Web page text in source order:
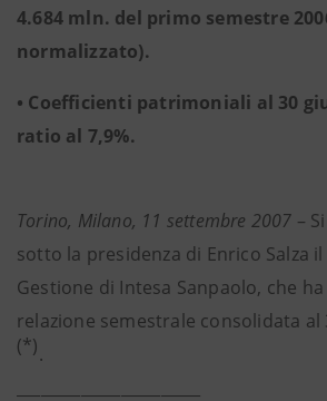
4.684 mln. del primo semestre
normalizzato).
• Coefficienti patrimoniali al 30
ratio al 7,9%.
Torino, Milano, 11 settembre 2007 –
sotto la presidenza di Enrico Salza
Gestione di Intesa Sanpaolo, che
relazione semestrale consolidata al
(*).